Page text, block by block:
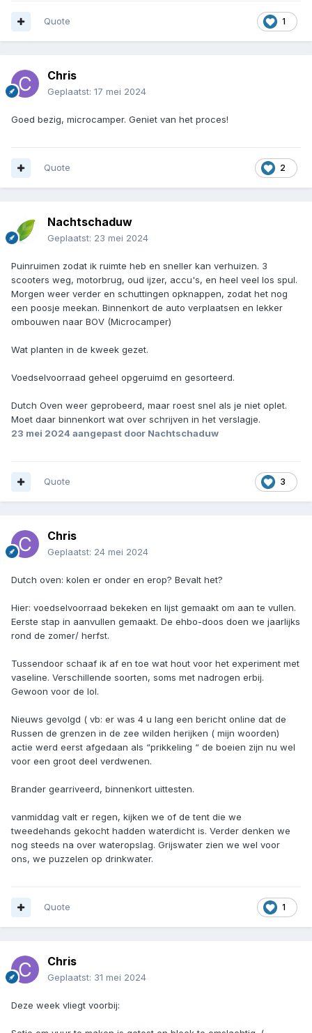
1
Quote
Chris
Geplaatst: 17 mei 2024
Goed bezig, microcamper. Geniet van het proces!
2
Quote
Nachtschaduw
Geplaatst: 23 mei 2024
Puinruimen zodat ik ruimte heb en sneller kan verhuizen. 3
scooters weg, motorbrug, oud ijzer, accu's, en heel veel los spul.
Morgen weer verder en schuttingen opknappen, zodat het nog
een poosje meekan. Binnenkort de auto verplaatsen en lekker
ombouwen naar BOV (Microcamper)
Wat planten in de kweek gezet.
Voedselvoorraad geheel opgeruimd en gesorteerd.
Dutch Oven weer geprobeerd, maar roest snel als je niet oplet.
Moet daar binnenkort wat over schrijven in het verslagje.
23 mei 2024 aangepast door Nachtschaduw
3
Quote
Chris
Geplaatst: 24 mei 2024
Dutch oven: kolen er onder en erop? Bevalt het?
Hier: voedselvoorraad bekeken en lijst gemaakt om aan te vullen.
Eerste stap in aanvullen gemaakt. De ehbo-doos doen we jaarlijks
rond de zomer/ herfst.
Tussendoor schaaf ik af en toe wat hout voor het experiment met
vaseline. Verschillende soorten, soms met nadrogen erbij.
Gewoon voor de lol.
Nieuws gevolgd ( vb: er was 4 u lang een bericht online dat de
Russen de grenzen in de zee wilden herijken ( mijn woorden)
actie werd eerst afgedaan als “prikkeling “ de boeien zijn nu wel
voor een groot deel verdwenen.
Brander gearriveerd, binnenkort uittesten.
vanmiddag valt er regen, kijken we of de tent die we
tweedehands gekocht hadden waterdicht is. Verder denken we
nog steeds na over wateropslag. Grijswater zien we wel voor
ons, we puzzelen op drinkwater.
1
Quote
Chris
Geplaatst: 31 mei 2024
Deze week vliegt voorbij: